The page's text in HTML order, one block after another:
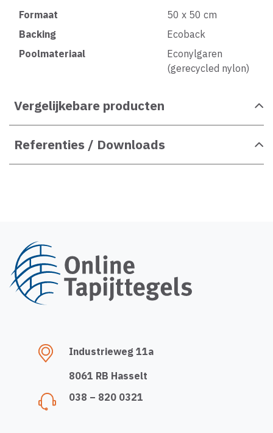
Formaat
50 x 50 cm
Backing
Ecoback
Poolmateriaal
Econylgaren
(gerecycled nylon)
Vergelijkebare producten
Referenties / Downloads
Industrieweg 11a
8061 RB Hasselt
038 – 820 0321